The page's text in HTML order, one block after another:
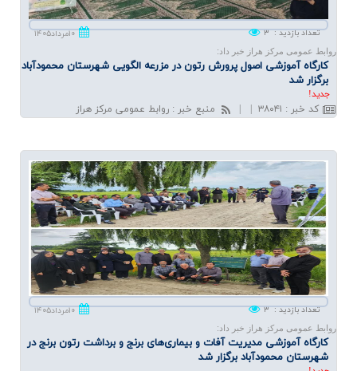
۱۰مرداد۱۴۰۵ تعداد بازدید: ۳
روابط عمومی مرکز هراز خبر داد:
كارگاه آموزشی اصول پرورش رتون در مزرعه الگویی شهرستان محمودآباد
برگزار شد
جديد!
کد خبر : ۳۸۰۴۱ منبع خبر : روابط عمومی مرکز هراز
۱۰مرداد۱۴۰۵ تعداد بازدید: ۳
روابط عمومی مرکز هراز خبر داد:
كارگاه آموزشی مدیریت آفات و بیماری‌های برنج و برداشت رتون برنج در
شهرستان محمودآباد برگزار شد